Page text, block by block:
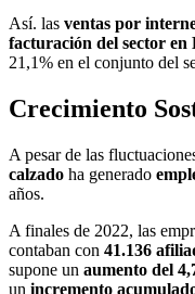
Así. las ventas por
facturación del sector en
21,1% en el conjunto del
Crecimiento
A pesar de las
calzado ha generado
años.
A finales de 2022, las
contaban con 41.136
supone un aumento del
un incremento